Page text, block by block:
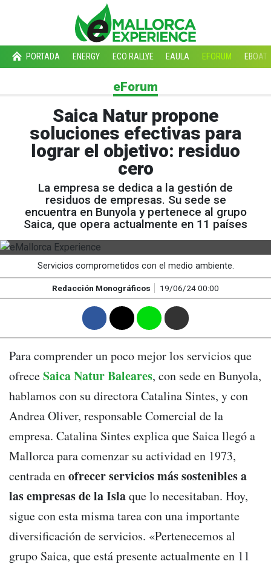
PORTADA ENERGY ECO RALLYE EAULA EFORUM EBOAT
eForum
Saica Natur propone
soluciones efectivas para
lograr el objetivo: residuo
cero
La empresa se dedica a la gestión de
residuos de empresas. Su sede se
encuentra en Bunyola y pertenece al grupo
Saica, que opera actualmente en 11 países
Servicios comprometidos con el medio ambiente.
Redacción Monográficos 19/06/24 00:00
Para comprender un poco mejor los servicios que
ofreceSaica Natur Baleares, con sede en Bunyola,
hablamos con su directora Catalina Sintes, y con
Andrea Oliver, responsable Comercial de la
empresa. Catalina Sintes explica que Saica llegó a
Mallorca para comenzar su actividad en 1973,
centrada enofrecer servicios más sostenibles a
las empresas de la Islaque lo necesitaban. Hoy,
sigue con esta misma tarea con una importante
diversificación de servicios. «Pertenecemos al
grupo Saica, que está presente actualmente en 11